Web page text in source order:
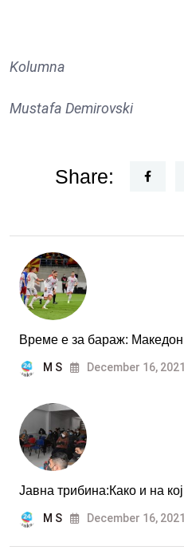
Kolumna
Mustafa Demirovski
Share:
Време е за бараж:
M S December 16, 2021
Јавна трибина:Како и на
M S December 16, 2021